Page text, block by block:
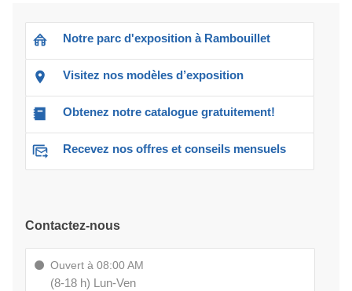
Notre parc d'exposition à Rambouillet
Visitez nos modèles d’exposition
Obtenez notre catalogue gratuitement!
Recevez nos offres et conseils mensuels
Contactez-nous
Ouvert à 08:00 AM
(8-18 h) Lun-Ven